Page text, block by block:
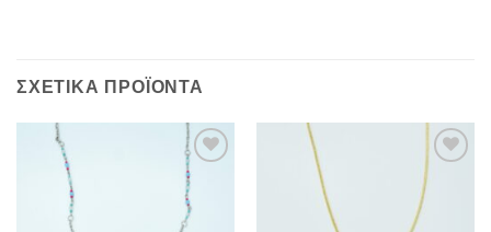
ΣΧΕΤΙΚΆ ΠΡΟΪΌΝΤΑ
Add to
Wishlist
Add to
Wishlist